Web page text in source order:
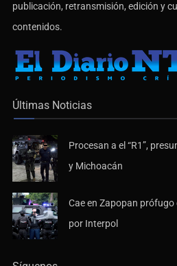
publicación, retransmisión, edición y
contenidos.
Últimas Noticias
Procesan a el “R1”,
y Michoacán
Cae en Zapopan
por Interpol